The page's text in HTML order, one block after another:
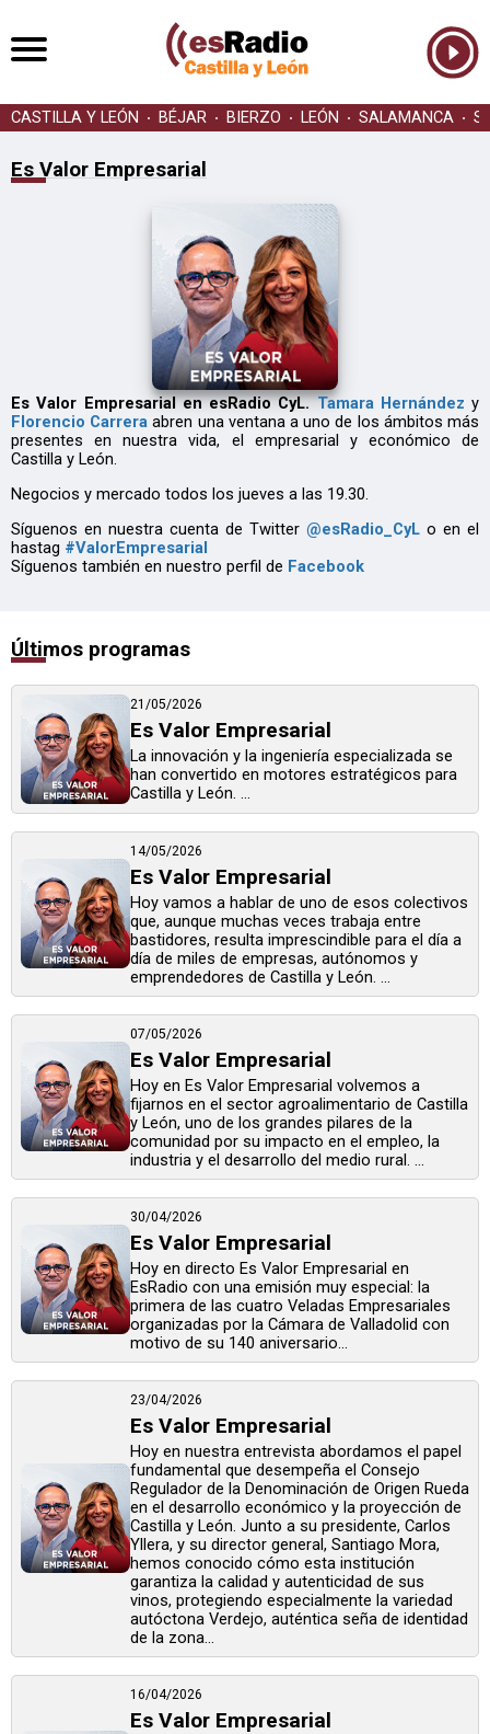
CASTILLA Y LEÓN BÉJAR BIERZO LEÓN SALAMANCA
Es Valor Empresarial
Es Valor Empresarial en esRadio CyL.Tamara Hernández y
Florencio Carrera abren una ventana a uno de los ámbitos más
presentes en nuestra vida, el empresarial y económico de
Castilla y León.
Negocios y mercado todos los jueves a las 19.30.
Síguenos en nuestra cuenta de Twitter @esRadio_CyL o en el
hastag #ValorEmpresarial
Síguenos también en nuestro perfil de Facebook
Últimos programas
21/05/2026
Es Valor Empresarial
La innovación y la ingeniería especializada se
han convertido en motores estratégicos para
Castilla y León. ...
14/05/2026
Es Valor Empresarial
Hoy vamos a hablar de uno de esos colectivos
que, aunque muchas veces trabaja entre
bastidores, resulta imprescindible para el día a
día de miles de empresas, autónomos y
emprendedores de Castilla y León. ...
07/05/2026
Es Valor Empresarial
Hoy en Es Valor Empresarial volvemos a
fijarnos en el sector agroalimentario de Castilla
y León, uno de los grandes pilares de la
comunidad por su impacto en el empleo, la
industria y el desarrollo del medio rural. ...
30/04/2026
Es Valor Empresarial
Hoy en directo Es Valor Empresarial en
EsRadio con una emisión muy especial: la
primera de las cuatro Veladas Empresariales
organizadas por la Cámara de Valladolid con
motivo de su 140 aniversario...
23/04/2026
Es Valor Empresarial
Hoy en nuestra entrevista abordamos el papel
fundamental que desempeña el Consejo
Regulador de la Denominación de Origen Rueda
en el desarrollo económico y la proyección de
Castilla y León. Junto a su presidente, Carlos
Yllera, y su director general, Santiago Mora,
hemos conocido cómo esta institución
garantiza la calidad y autenticidad de sus
vinos, protegiendo especialmente la variedad
autóctona Verdejo, auténtica seña de identidad
de la zona...
16/04/2026
Es Valor Empresarial